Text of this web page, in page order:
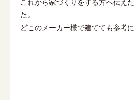
これから家づくりをする方へ伝え
た。
どこのメーカー様で建てても参考